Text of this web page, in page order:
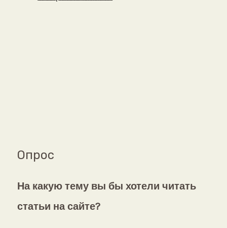
Опрос
На какую тему вы бы хотели читать
статьи на сайте?